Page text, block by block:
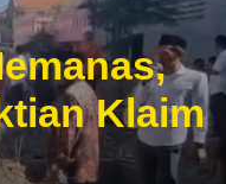
Klaim